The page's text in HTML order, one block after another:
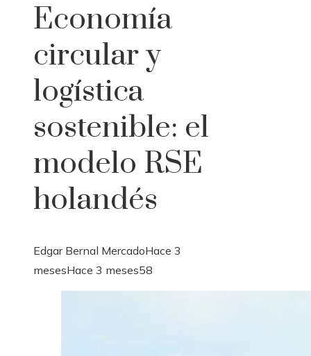
Economía
circular y
logística
sostenible: el
modelo RSE
holandés
Edgar Bernal MercadoHace 3
mesesHace 3 meses58